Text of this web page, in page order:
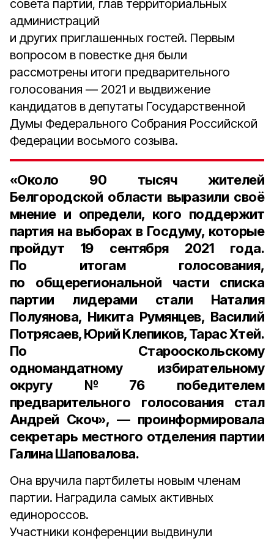
совета партии, глав территориальных
администраций
и других приглашенных гостей. Первым
вопросом в повестке дня были
рассмотрены итоги предварительного
голосования — 2021 и выдвижение
кандидатов в депутаты Государственной
Думы Федерального Собрания Российской
Федерации восьмого созыва.
«Около 90 тысяч жителей
Белгородской области выразили своё
мнение и определи, кого поддержит
партия на выборах в Госдуму, которые
пройдут 19 сентября 2021 года.
По итогам голосования,
по общерегиональной части списка
партии лидерами стали Наталия
Полуянова, Никита Румянцев, Василий
Потрясаев, Юрий Клепиков, Тарас Хтей.
По Старооскольскому
одномандатному избирательному
округу №76 победителем
предварительного голосования стал
Андрей Скоч», — проинформировала
секретарь местного отделения партии
Галина Шаповалова.
Она вручила партбилеты новым членам
партии. Наградила самых активных
единороссов.
Участники конференции выдвинули